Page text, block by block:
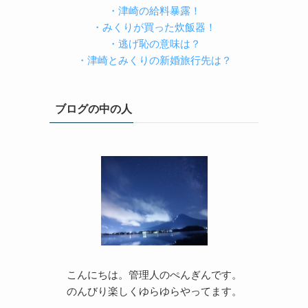
・津崎の給料暴露！
・みくりが買った炊飯器！
・逃げ恥の意味は？
・津崎とみくりの新婚旅行先は？
ブログの中の人
こんにちは。管理人のぺんぎんです。
のんびり楽しくゆらゆらやってます。